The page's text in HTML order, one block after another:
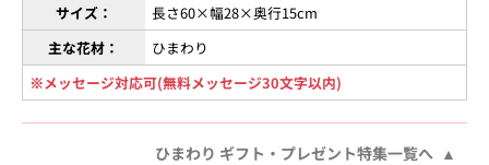
サイズ：
長さ60×幅28×奥行15cm
主な花材：
ひまわり
※メッセージ対応可(無料メッセージ30文字以内)
ひまわり ギフト・プレゼント特集一覧へ